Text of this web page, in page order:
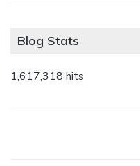
Blog Stats
1,617,318 hits